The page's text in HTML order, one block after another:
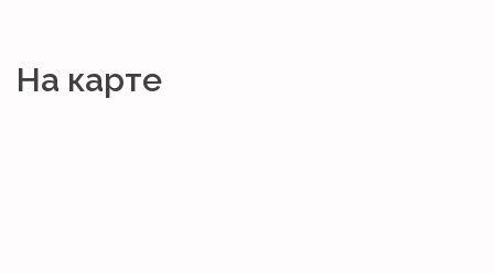
На карте